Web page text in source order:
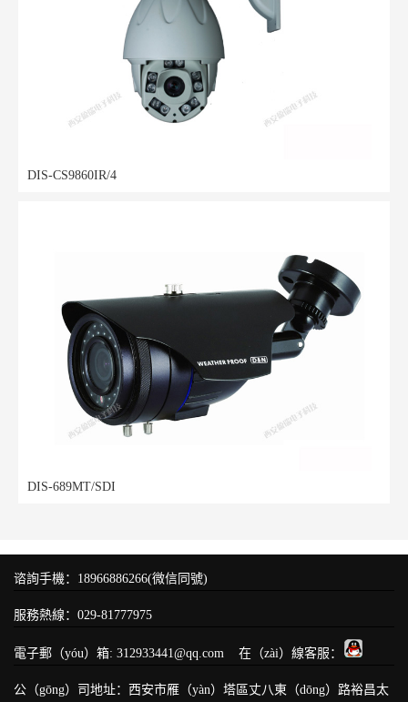
DIS-CS9860IR/4
DIS-689MT/SDI
谘詢手機：18966886266(微信同號)
服務熱線：029-81777975
電子郵（yóu）箱: 312933441@qq.com 在（zài）線客服：
公（gōng）司地址：西安市雁（yàn）塔區丈八東（dōng）路裕昌太